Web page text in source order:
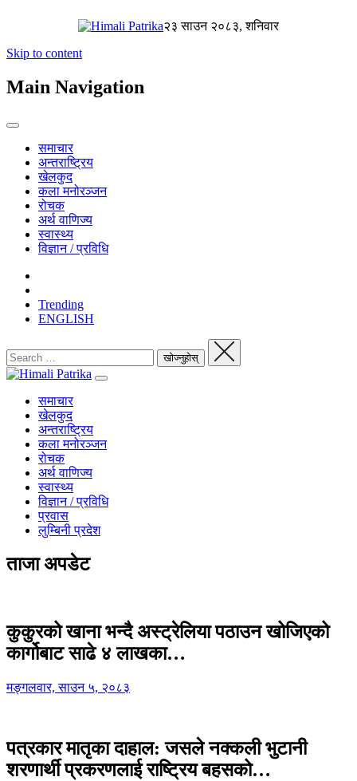
२३ साउन २०८३, शनिवार
Skip to content
Main Navigation
समाचार
अन्तराष्ट्रिय
खेलकुद
कला मनोरञ्जन
रोचक
अर्थ वाणिज्य
स्वास्थ्य
विज्ञान / प्रविधि
Trending
ENGLISH
समाचार
खेलकुद
अन्तराष्ट्रिय
कला मनोरञ्जन
रोचक
अर्थ वाणिज्य
स्वास्थ्य
विज्ञान / प्रविधि
प्रवास
लुम्बिनी प्रदेश
ताजा अपडेट
कुकुरको खाना भन्दै अस्ट्रेलिया पठाउन खोजिएको
कार्गोबाट साढे ४ लाखका…
मङ्गलवार, साउन ५, २०८३
पत्रकार मातृका दाहाल: जसले नक्कली भुटानी
शरणार्थी प्रकरणलाई राष्ट्रिय बहसको…